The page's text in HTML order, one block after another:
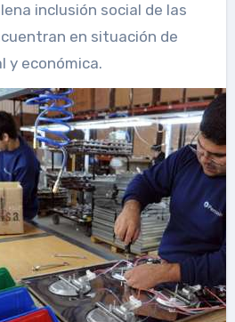
inclusión social de las
en situación de
y económica.